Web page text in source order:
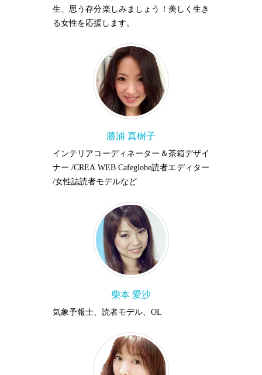
生、思う存分楽しみましょう！美しく生き
る女性を応援します。
勝浦 真樹子
インテリアコーディネーター＆茶箱デザイ
ナー /CREA WEB Cafeglobe読者エディター
/女性誌読者モデルなど
柴本 愛沙
気象予報士、読者モデル、OL